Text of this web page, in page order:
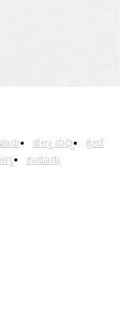
ಜಿಲ್ಲಾ ಸುದ್ದಿ
ಕ್ರೀಡೆ
ಕಾನೂನು